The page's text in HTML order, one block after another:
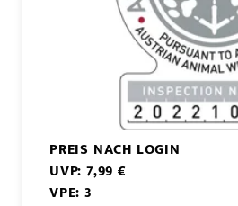
PREIS NACH LOGIN
UVP: 7,99 €
VPE: 3